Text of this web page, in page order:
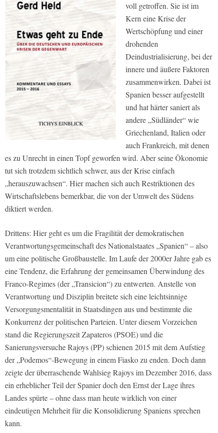
voll getroffen. Sie ist im
Kern eine Krise der
Wertschöpfung und einer
drohenden
Deindustrialisierung, bei der
innere und äußere Faktoren
zusammenwirken. Dabei ist
Spanien besser aufgestellt
und hat härter saniert als
andere „Südländer“ wie
Griechenland, Italien oder
auch Frankreich, mit denen
es zu Unrecht in einen Topf geworfen wird. Aber seine Ökonomie
tut sich trotzdem sichtlich schwer, aus der Krise einfach
„herauszuwachsen“. Hier machen sich auch Restriktionen des
Wirtschaftslebens bemerkbar, die von der Umwelt des Südens
diktiert werden.
Drittens: Hier geht es um die Fragilität der demokratischen
Verantwortungsgemeinschaft des Nationalstaates „Spanien“ – also
um eine politische Großbaustelle. Im Laufe der 2000er Jahre gab es
eine Tendenz, die Erfahrung der gemeinsamen Überwindung des
Franco-Regimes (der „Transicion“) zu entwerten. Anstelle von
Verantwortung und Disziplin breitete sich eine leichtsinnige
Versorgungsmentalität in Staatsdingen aus und bestimmte die
Konkurrenz der politischen Parteien. Unter diesem Vorzeichen
stand die Regierungszeit Zapateros (PSOE) und die
Sanierungsversuche Rajoys (PP) schienen 2015 mit dem Aufstieg
der „Podemos“-Bewegung in einem Fiasko zu enden. Doch dann
zeigte der überraschende Wahlsieg Rajoys im Dezember 2016, dass
ein erheblicher Teil der Spanier doch den Ernst der Lage ihres
Landes spürte – ohne dass man heute wirklich von einer
eindeutigen Mehrheit für die Konsolidierung Spaniens sprechen
kann.